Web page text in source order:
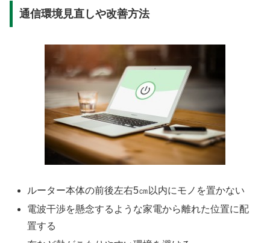
通信環境見直しや改善方法
ルーター本体の前後左右5㎝以内にモノを置かない
電波干渉を懸念するような家電から離れた位置に配
置する